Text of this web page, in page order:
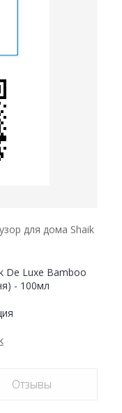
для дома Shaik
De Luxe Bamboo
- 100мл
Отзывы